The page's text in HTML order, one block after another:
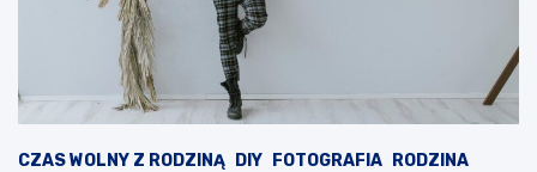
CZAS WOLNY Z RODZINĄ DIY FOTOGRAFIA RODZINA